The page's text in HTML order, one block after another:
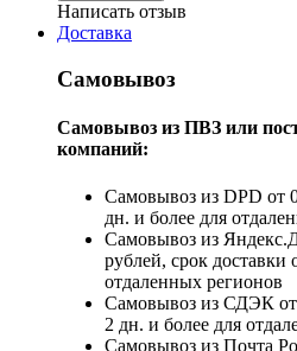
Написать отзыв
Доставка
Самовывоз
Самовывоз из ПВЗ или
компаний:
Самовывоз из DPD от
дн. и более для
Самовывоз из
рублей, срок доставки
отдаленных регионов
Самовывоз из СДЭК от
2 дн. и более для
Самовывоз из Почта